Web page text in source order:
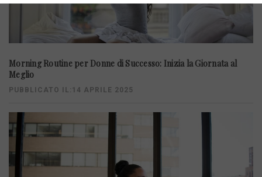
Morning Routine per Donne di Successo: Inizia la Giornata al
Meglio
PUBBLICATO IL:14 APRILE 2025